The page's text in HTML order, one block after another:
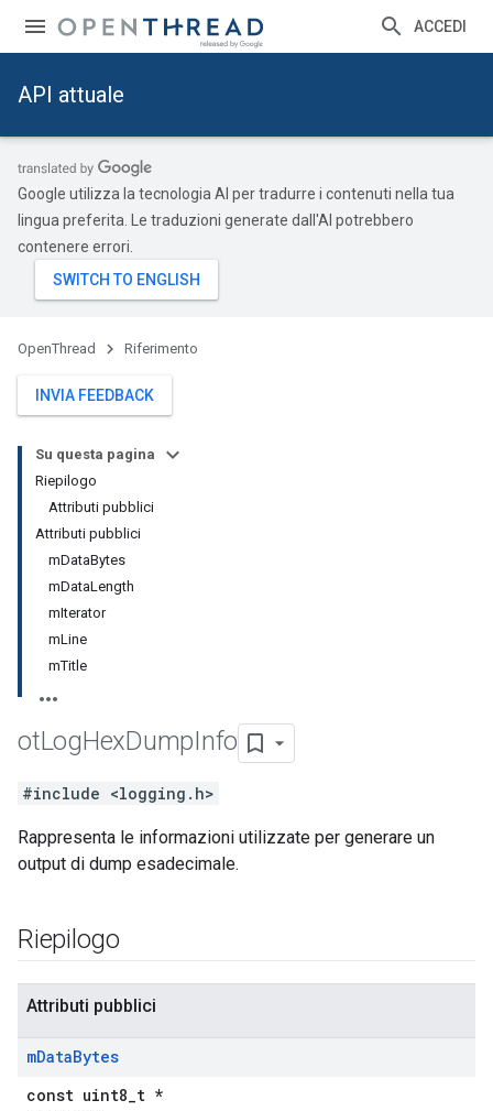
ACCEDI
API attuale
Google utilizza la tecnologia AI per tradurre i contenuti nella tua
lingua preferita. Le traduzioni generate dall'AI potrebbero
contenere errori.
OpenThread Riferimento
INVIA FEEDBACK
Su questa pagina
Riepilogo
Attributi pubblici
Attributi pubblici
mDataBytes
mDataLength
mIterator
mLine
mTitle
otLogHexDumpInfo
#include <logging.h>
Rappresenta le informazioni utilizzate per generare un
output di dump esadecimale.
Riepilogo
Attributi pubblici
mDataBytes
const uint8_t *